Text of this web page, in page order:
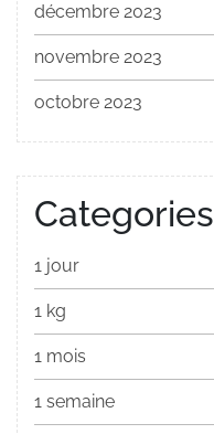
décembre 2023
novembre 2023
octobre 2023
Categories
1 jour
1 kg
1 mois
1 semaine